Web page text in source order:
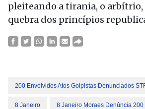
pleiteando a tirania, o arbítrio,
quebra dos princípios
200 Envolvidos Atos Golpistas Denunciados
8 Janeiro 8 Janeiro Moraes Denúncia